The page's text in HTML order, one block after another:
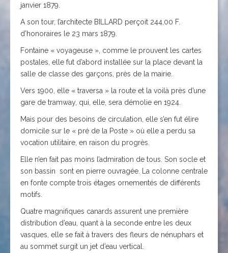
janvier 1879.
A son tour, l’architecte BILLARD perçoit 244,00 F.
d’honoraires le 23 mars 1879.
Fontaine « voyageuse », comme le prouvent les cartes
postales, elle fut d’abord installée sur la place devant la
salle de classe des garçons, près de la mairie.
Vers 1900, elle « traversa » la route et la voilà près d’une
gare de tramway, qui, elle, sera démolie en 1924.
Mais pour des besoins de circulation, elle s’en fut élire
domicile sur le « pré de la Poste » où elle a perdu sa
vocation utilitaire, en raison du progrès.
Elle n’en fait pas moins l’admiration de tous. Son socle et
son bassin sont en pierre ouvragée. La colonne centrale
en fonte compte trois étages ornementés de différents
motifs.
Quatre magnifiques canards assurent une première
distribution d’eau, quant à la seconde entre les deux
vasques, elle se fait à travers des fleurs de nénuphars et
au sommet surgit un jet d’eau vertical.